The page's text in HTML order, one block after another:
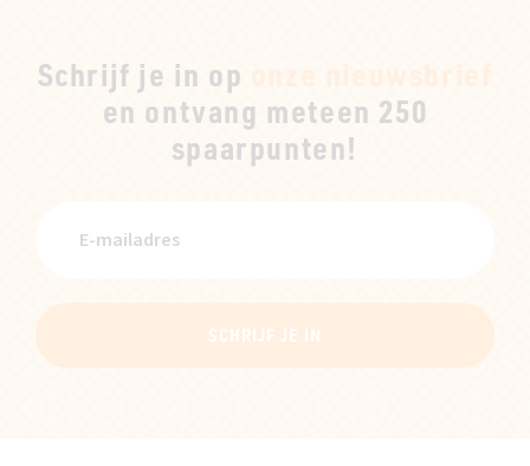
Schrijf je in op
en ontvang meteen 250
spaarpunten!
SCHRIJF JE IN